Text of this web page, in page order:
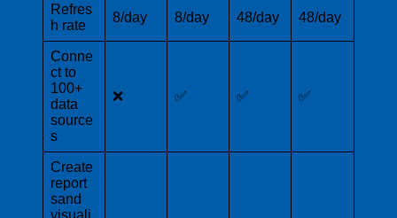
Refres
h rate
8/day 8/day 48/day 48/day
Conne
ct to
100+
data
source
s
❌ ✅ ✅ ✅
Create
report
sand
visuali